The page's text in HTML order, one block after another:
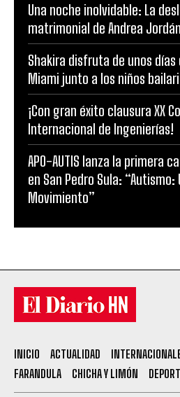
Una noche inolvidable: La
matrimonial de Andrea
Shakira disfruta de unos días
Miami junto a los niños
¡Con gran éxito clausura XX
Internacional de Ingenierías!
APO-AUTIS lanza la primera
en San Pedro Sula:
Movimiento”
INICIO ACTUALIDAD
FARANDULA
CHICHA Y LIMÓN